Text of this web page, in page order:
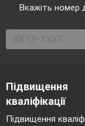
Вкажіть номер
Підвищення
кваліфікації
Підвищення